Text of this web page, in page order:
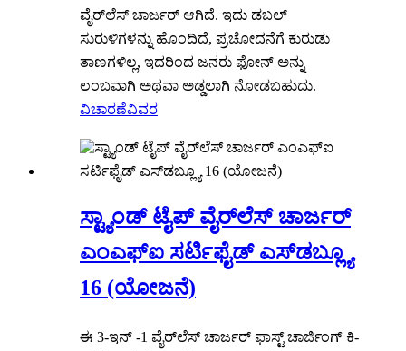
ವೈರ್‌ಲೆಸ್ ಚಾರ್ಜರ್ ಆಗಿದೆ. ಇದು ಡಬಲ್
ಸುರುಳಿಗಳನ್ನು ಹೊಂದಿದೆ, ಪ್ರಚೋದನೆಗೆ ಕುರುಡು
ತಾಣಗಳಿಲ್ಲ, ಇದರಿಂದ ಜನರು ಫೋನ್ ಅನ್ನು
ಲಂಬವಾಗಿ ಅಥವಾ ಅಡ್ಡಲಾಗಿ ನೋಡಬಹುದು.
ವಿಚಾರಣೆವಿವರ
ಸ್ಟ್ಯಾಂಡ್ ಟೈಪ್ ವೈರ್‌ಲೆಸ್ ಚಾರ್ಜರ್
ಎಂಎಫ್‌ಐ ಸರ್ಟಿಫೈಡ್ ಎಸ್‌ಡಬ್ಲ್ಯೂ
16 (ಯೋಜನೆ)
ಈ 3-ಇನ್ -1 ವೈರ್‌ಲೆಸ್ ಚಾರ್ಜರ್ ಫಾಸ್ಟ್ ಚಾರ್ಜಿಂಗ್ ಕಿ-